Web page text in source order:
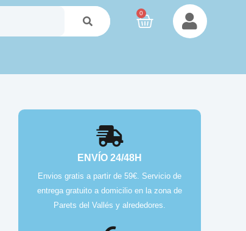
0
ENVÍO 24/48H
Envios gratis a partir de 59€. Servicio de
entrega gratuito a domicilio en la zona de
Parets del Vallés y alrededores.